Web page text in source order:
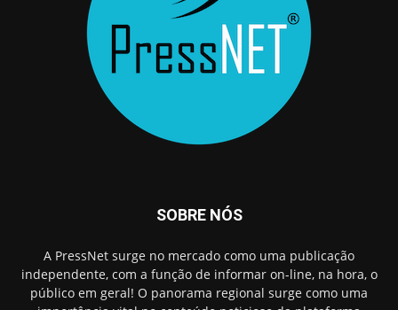
SOBRE NÓS
A PressNet surge no mercado como uma publicação
independente, com a função de informar on-line, na hora, o
público em geral! O panorama regional surge como uma